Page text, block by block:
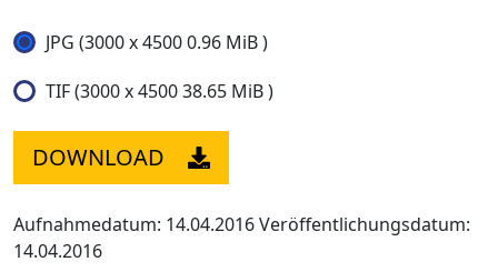
JPG (3000 x 4500 0.96 MiB )
TIF (3000 x 4500 38.65 MiB )
DOWNLOAD
Aufnahmedatum: 14.04.2016Veröffentlichungsdatum:
14.04.2016